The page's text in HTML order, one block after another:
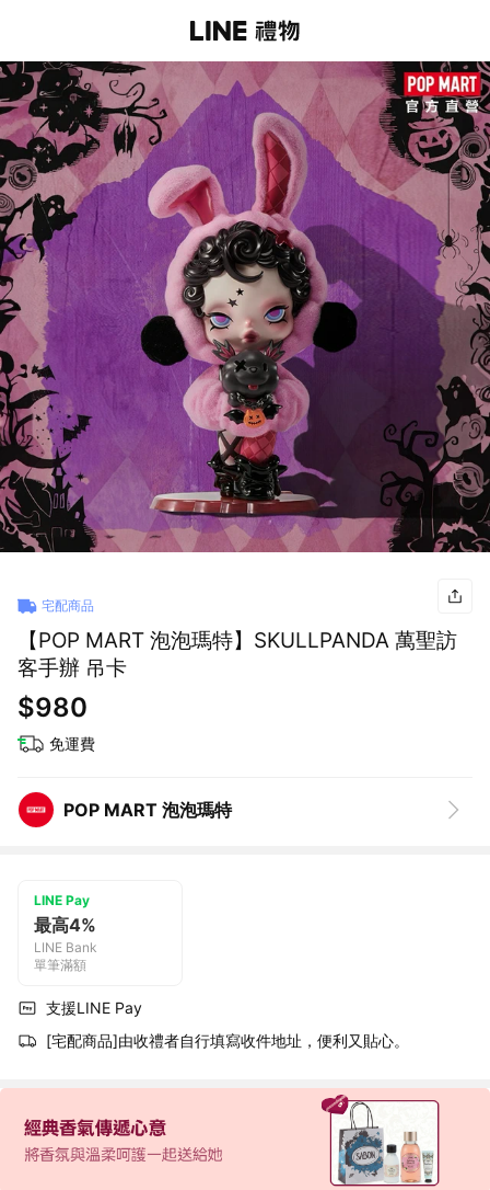
宅配商品
【POP MART 泡泡瑪特】SKULLPANDA 萬聖訪
客手辦 吊卡
$980
免運費
POP MART 泡泡瑪特
LINE Pay
最高4%
LINE Bank
單筆滿額
支援LINE Pay
[宅配商品]由收禮者自行填寫收件地址，便利又貼心。